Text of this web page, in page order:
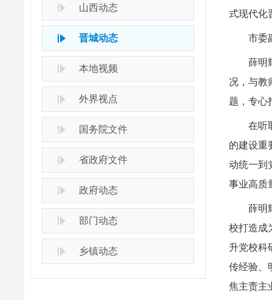
山西动态
晋城动态
本地视频
外界视点
国务院文件
省政府文件
政府动态
部门动态
乡镇动态
式现代化
市委
薛明
况，与教
题，专心
在听
的建设重
动统一到
事业高质
薛明
校打造成
升党校科
传经验、
焦主责主